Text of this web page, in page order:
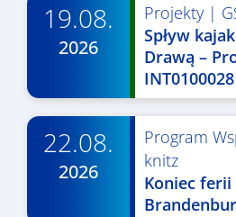
19.08.
2026
Projekty|
Spływ
Drawą –
22.08.
2026
Program
knitz
Koniec